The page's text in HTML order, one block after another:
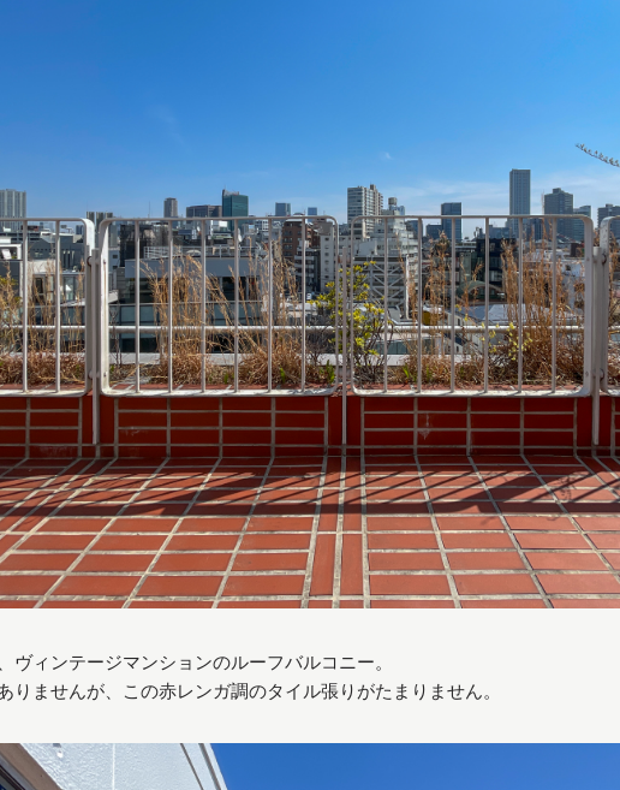
ヴィンテージマンションのルーフバルコニー。
りませんが、この赤レンガ調のタイル張りがたまりません。